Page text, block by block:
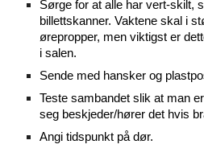
Sørge for at alle har vert-skilt,
billettskanner. Vaktene skal i
ørepropper, men viktigst er
i salen.
Sende med hansker og
Teste sambandet slik at man
seg beskjeder/hører det hvis
Angi tidspunkt på dør.